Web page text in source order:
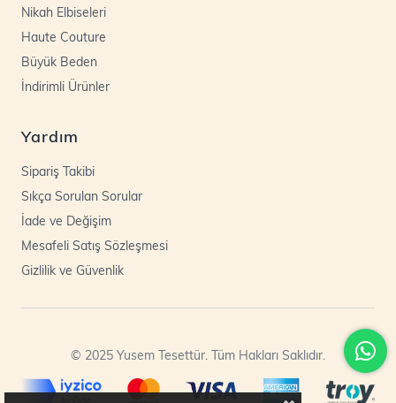
Nikah Elbiseleri
Haute Couture
Büyük Beden
İndirimli Ürünler
Yardım
Sipariş Takibi
Sıkça Sorulan Sorular
İade ve Değişim
Mesafeli Satış Sözleşmesi
Gizlilik ve Güvenlik
© 2025 Yusem Tesettür. Tüm Hakları Saklıdır.